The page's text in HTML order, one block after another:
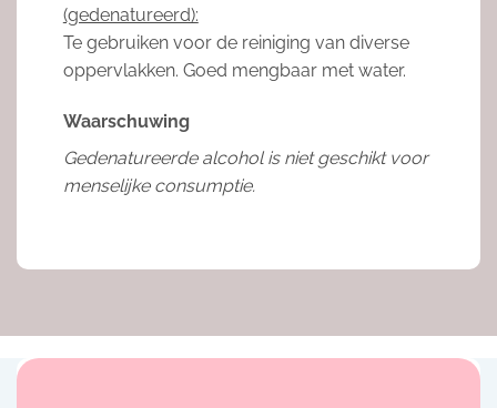
(gedenatureerd):
Te gebruiken voor de reiniging van diverse
oppervlakken. Goed mengbaar met water.
Waarschuwing
Gedenatureerde alcohol is niet geschikt voor
menselijke consumptie.